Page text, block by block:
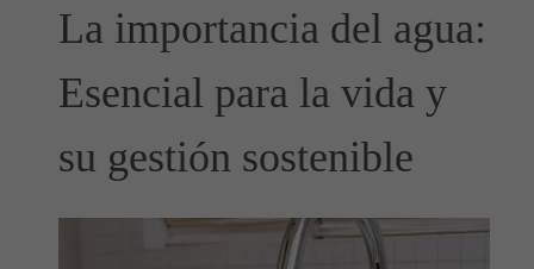
La importancia del agua:
Esencial para la vida y
su gestión sostenible